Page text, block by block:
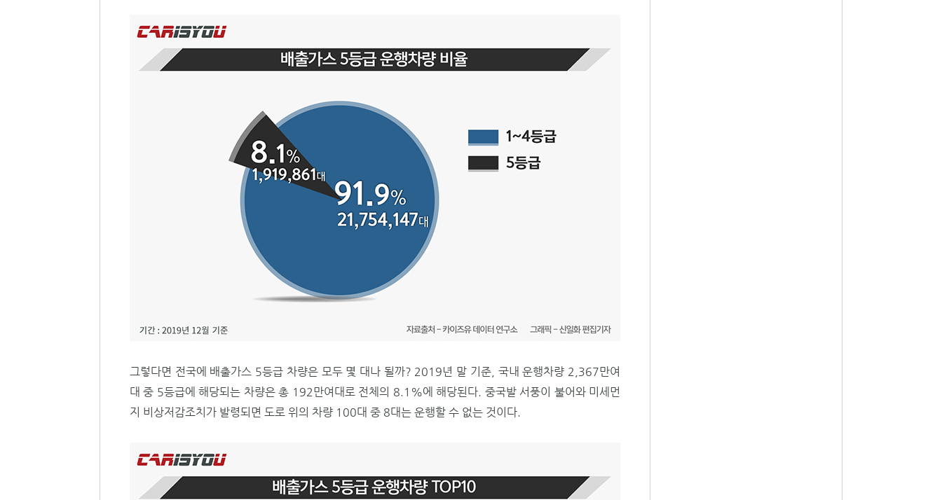
그렇다면 전국에 배출가스 5등급 차량은 모두 몇 대나 될까? 2019년 말 기준, 국내 운행차량 2,367만여
대 중 5등급에 해당되는 차량은 총 192만여대로 전체의 8.1%에 해당된다. 중국발 서풍이 불어와 미세먼
지 비상저감조치가 발령되면 도로 위의 차량 100대 중 8대는 운행할 수 없는 것이다.